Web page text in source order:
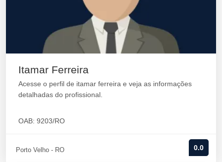
Itamar Ferreira
Acesse o perfil de itamar ferreira e veja as informações
detalhadas do profissional.
OAB: 9203/RO
Porto Velho - RO 0.0